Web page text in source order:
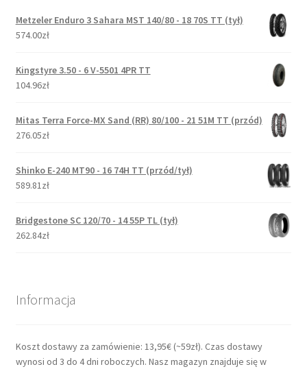
Metzeler Enduro 3 Sahara MST 140/80 - 18 70S TT (tył)
574.00zł
Kingstyre 3.50 - 6 V-5501 4PR TT
104.96zł
Mitas Terra Force-MX Sand (RR) 80/100 - 21 51M TT (przód)
276.05zł
Shinko E-240 MT90 - 16 74H TT (przód/tył)
589.81zł
Bridgestone SC 120/70 - 14 55P TL (tył)
262.84zł
Informacja
Koszt dostawy za zamówienie: 13,95€ (~59zł). Czas dostawy
wynosi od 3 do 4 dni roboczych. Nasz magazyn znajduje się w